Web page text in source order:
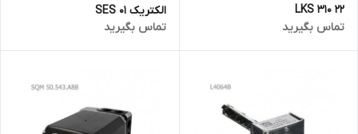
LKS 310 22
تماس بگیرید
الکتریک SES 01
تماس بگیرید